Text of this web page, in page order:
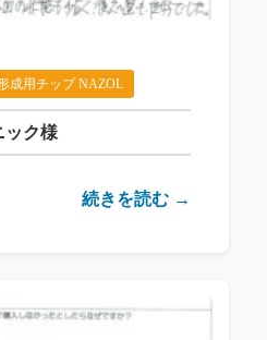
成用チップ NAZOL
ック様
続きを読む →